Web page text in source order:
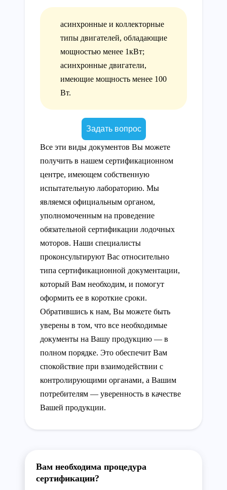
асинхронные и коллекторные
типы двигателей, обладающие
мощностью менее 1кВт;
асинхронные двигатели,
имеющие мощность менее 100
Вт.
Задать вопрос
Все эти виды документов Вы можете
получить в нашем сертификационном
центре, имеющем собственную
испытательную лабораторию. Мы
являемся официальным органом,
уполномоченным на проведение
обязательной сертификации лодочных
моторов. Наши специалисты
проконсультируют Вас относительно
типа сертификационной документации,
который Вам необходим, и помогут
оформить ее в короткие сроки.
Обратившись к нам, Вы можете быть
уверены в том, что все необходимые
документы на Вашу продукцию — в
полном порядке. Это обеспечит Вам
спокойствие при взаимодействии с
контролирующими органами, а Вашим
потребителям — уверенность в качестве
Вашей продукции.
Вам необходима процедура
сертификации?